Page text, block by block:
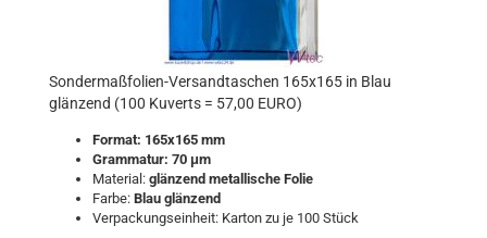
Sondermaßfolien-Versandtaschen 165x165 in Blau
glänzend (100 Kuverts = 57,00 EURO)
Format: 165x165 mm
Grammatur: 70 μm
Material: glänzend metallische Folie
Farbe: Blau glänzend
Verpackungseinheit: Karton zu je 100 Stück